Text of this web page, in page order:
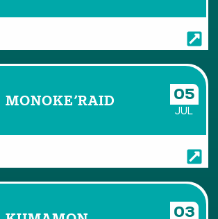
MONOKE’RAID 05
JUL
03